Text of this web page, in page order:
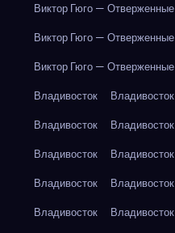
Виктор Гюго — Отверженные
Виктор Гюго — Отверженные
Виктор Гюго — Отверженные
Владивосток
Владивосток
Владивосток
Владивосток
Владивосток
Владивосток
Владивосток
Владивосток
Владивосток
Владивосток